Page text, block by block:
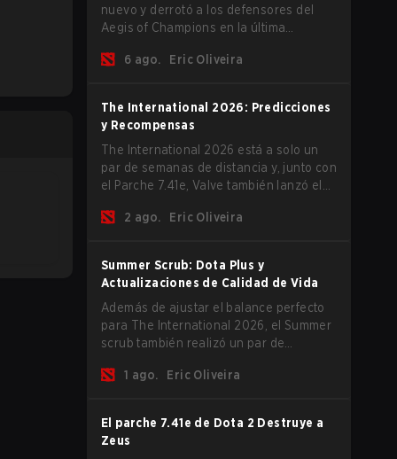
nuevo y derrotó a los defensores del
Aegis of Champions en la última
The International 2026 comience y los
6 ago. Eric Oliveira
The International 2026: Predicciones
y Recompensas
The International 2026 está a solo un
par de semanas de distancia y, junto con
el Parche 7.41e, Valve también lanzó el
tus predicciones para la Fase de Grupos
2 ago. Eric Oliveira
Summer Scrub: Dota Plus y
Actualizaciones de Calidad de Vida
Además de ajustar el balance perfecto
para The International 2026, el Summer
scrub también realizó un par de
importantes. Los suscriptores de Dota
jugadores pueden vincular teclas de
acceso rápido para unidades que no
1 ago. Eric Oliveira
El parche 7.41e de Dota 2 Destruye a
Zeus